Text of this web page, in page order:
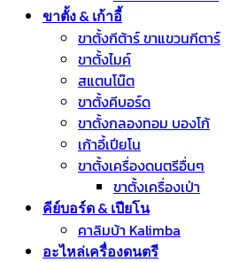
ขาตั้ง & เก้าอี้
ขาตั้งกีต้าร์ ขาแขวนกีตาร์
ขาตั้งไมค์
สแตนโน๊ต
ขาตั้งคีบอร์ด
ขาตั้งกลองทอม บองโก้
เก้าอี้เปียโน
ขาตั้งเครื่องดนตรีอื่นๆ
ขาตั้งเครื่องเป่า
คีย์บอร์ด & เปียโน
คาลิมบ้า Kalimba
อะไหล่เครื่องดนตรี